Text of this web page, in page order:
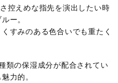
控えめな指先を演出したい時
ー。
すみのある色合いでも重たく
類の保湿成分が配合されてい
力的。